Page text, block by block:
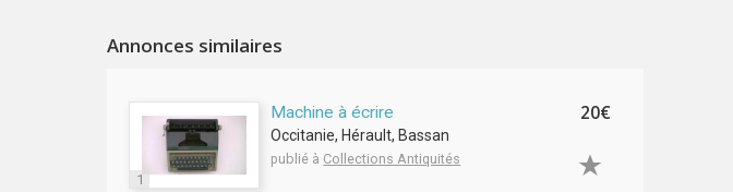
Annonces similaires
1
Machine à écrire
Occitanie, Hérault, Bassan
publié à Collections Antiquités
20€